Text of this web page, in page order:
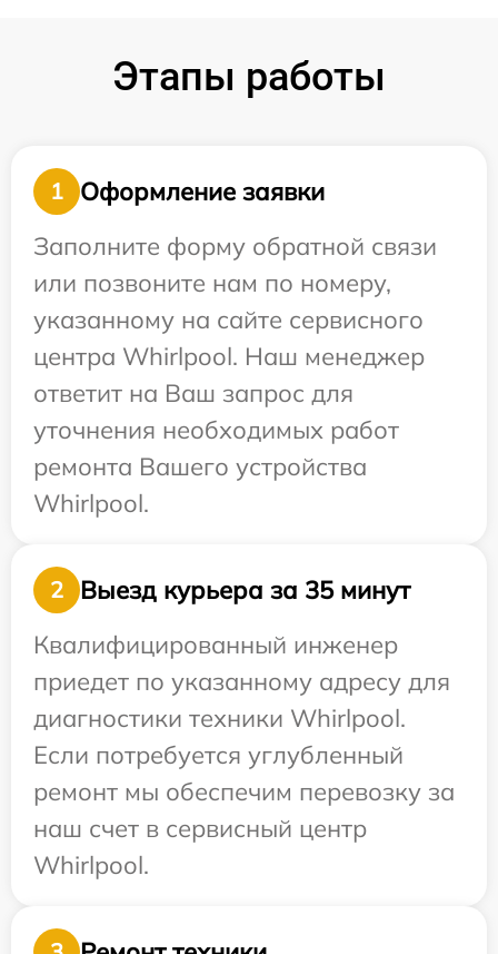
Этапы работы
1
Оформление заявки
Заполните форму обратной связи
или позвоните нам по номеру,
указанному на сайте сервисного
центра Whirlpool. Наш менеджер
ответит на Ваш запрос для
уточнения необходимых работ
ремонта Вашего устройства
Whirlpool.
2
Выезд курьера за 35 минут
Квалифицированный инженер
приедет по указанному адресу для
диагностики техники Whirlpool.
Если потребуется углубленный
ремонт мы обеспечим перевозку за
наш счет в сервисный центр
Whirlpool.